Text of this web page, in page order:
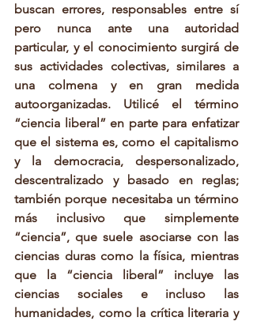
buscan errores, responsables entre sí
pero nunca ante una autoridad
particular, y el conocimiento surgirá de
sus actividades colectivas, similares a
una colmena y en gran medida
autoorganizadas. Utilicé el término
“ciencia liberal” en parte para enfatizar
que el sistema es, como el capitalismo
y la democracia, despersonalizado,
descentralizado y basado en reglas;
también porque necesitaba un término
más inclusivo que simplemente
“ciencia”, que suele asociarse con las
ciencias duras como la física, mientras
que la “ciencia liberal” incluye las
ciencias sociales e incluso las
humanidades, como la crítica literaria y